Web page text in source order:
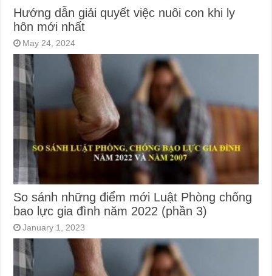
Hướng dẫn giải quyết việc nuôi con khi ly
hôn mới nhất
May 24, 2024
So sánh những điểm mới Luật Phòng chống
bao lực gia đình năm 2022 (phần 3)
January 1, 2023